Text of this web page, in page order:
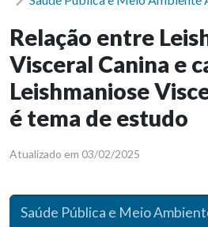
Relação entre
Visceral Canina e
Leishmaniose
é tema de estudo
Atualizado em 03/02/2025
Saúde Pública e Meio